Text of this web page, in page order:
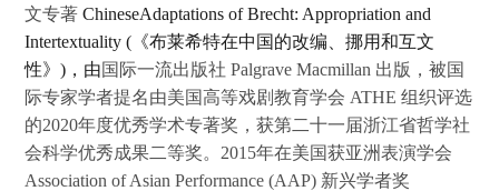
文专著ChineseAdaptations of Brecht: Appropriation and
Intertextuality( 《布莱希特在中国的改编、挪用和互文
性》) ， 由国际一流出版社 Palgrave Macmillan 出版，被国
际专家学者提名由美国高等戏剧教育学会 ATHE 组织评选
的2020年度优秀学术专著奖，获第二十一届浙江省哲学社
会科学优秀成果二等奖。2015年在美国获亚洲表演学会
Association of Asian Performance (AAP) 新兴学者奖